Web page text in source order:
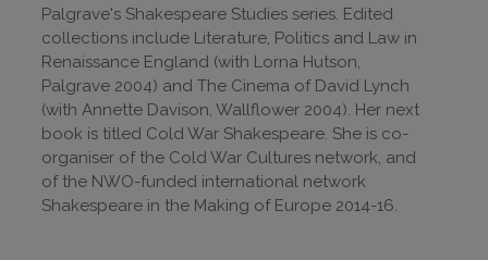
Palgrave's Shakespeare Studies series. Edited
collections include Literature, Politics and Law in
Renaissance England (with Lorna Hutson,
Palgrave 2004) and The Cinema of David Lynch
(with Annette Davison, Wallflower 2004). Her next
book is titled Cold War Shakespeare. She is co-
organiser of the Cold War Cultures network, and
of the NWO-funded international network
Shakespeare in the Making of Europe 2014-16.